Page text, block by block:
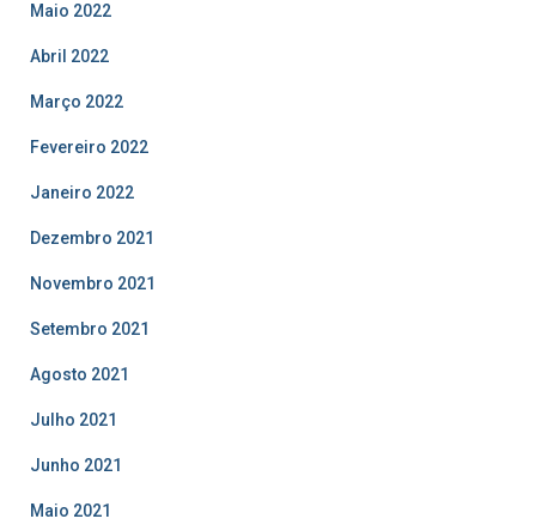
Maio 2022
Abril 2022
Março 2022
Fevereiro 2022
Janeiro 2022
Dezembro 2021
Novembro 2021
Setembro 2021
Agosto 2021
Julho 2021
Junho 2021
Maio 2021